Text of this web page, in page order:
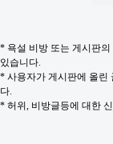
* 욕설 비방 또는 게시판
있습니다.
* 사용자가 게시판에 올린
다.
* 허위, 비방글등에 대한 신